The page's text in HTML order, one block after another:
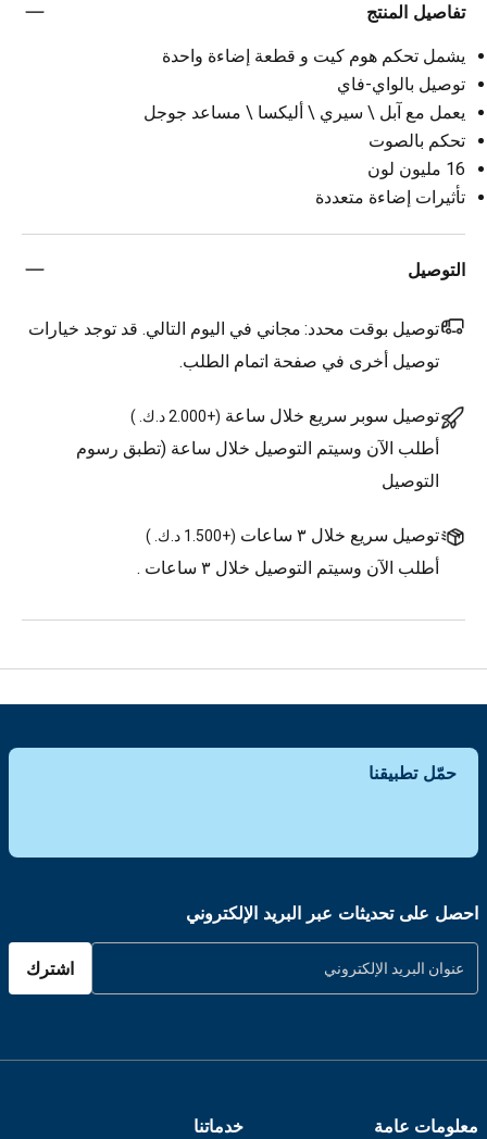
تفاصيل المنتج
يشمل تحكم هوم كيت و قطعة إضاءة واحدة
توصيل بالواي-فاي
يعمل مع آبل \ سيري \ أليكسا \ مساعد جوجل
تحكم بالصوت
16 مليون لون
تأثيرات إضاءة متعددة
التوصيل
توصيل بوقت محدد: مجاني في اليوم التالي. قد توجد خيارات
توصيل أخرى في صفحة اتمام الطلب.
توصيل سوبر سريع خلال ساعة (+2.000 د.ك. )
أطلب الآن وسيتم التوصيل خلال ساعة (تطبق رسوم
التوصيل
توصيل سريع خلال ٣ ساعات (+1.500 د.ك. )
أطلب الآن وسيتم التوصيل خلال ٣ ساعات .
حمّل تطبيقنا
احصل على تحديثات عبر البريد الإلكتروني
اشترك
معلومات عامة
خدماتنا